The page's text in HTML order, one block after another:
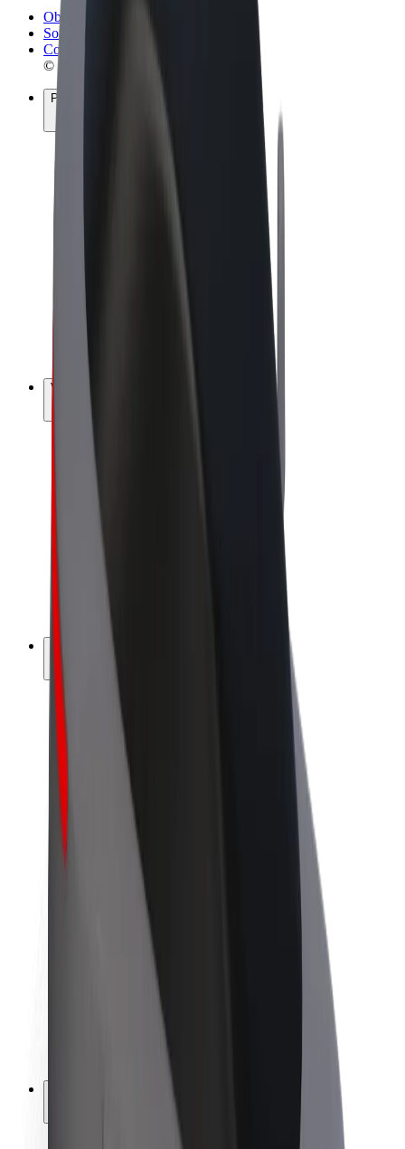
Obchodní podmínky
Soukromí
Cookies
© 2026 Bolt Technology OÜ
Produkty
Bolt Plus
Vydělávejte s Boltem
Franšízy
Kariéra
O společnosti Bolt
Udržitelnost podle Boltu
Projekt Zero
Pokyny ke značce
Vztahy s investory